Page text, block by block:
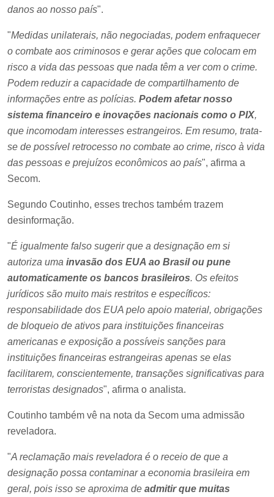
danos ao nosso país".
"Medidas unilaterais, não negociadas, podem enfraquecer
o combate aos criminosos e gerar ações que colocam em
risco a vida das pessoas que nada têm a ver com o crime.
Podem reduzir a capacidade de compartilhamento de
informações entre as polícias. Podem afetar nosso
sistema financeiro e inovações nacionais como o PIX,
que incomodam interesses estrangeiros. Em resumo, trata-
se de possível retrocesso no combate ao crime, risco à vida
das pessoas e prejuízos econômicos ao país", afirma a
Secom.
Segundo Coutinho, esses trechos também trazem
desinformação.
"É igualmente falso sugerir que a designação em si
autoriza uma invasão dos EUA ao Brasil ou pune
automaticamente os bancos brasileiros. Os efeitos
jurídicos são muito mais restritos e específicos:
responsabilidade dos EUA pelo apoio material, obrigações
de bloqueio de ativos para instituições financeiras
americanas e exposição a possíveis sanções para
instituições financeiras estrangeiras apenas se elas
facilitarem, conscientemente, transações significativas para
terroristas designados", afirma o analista.
Coutinho também vê na nota da Secom uma admissão
reveladora.
"A reclamação mais reveladora é o receio de que a
designação possa contaminar a economia brasileira em
geral, pois isso se aproxima de admitir que muitas